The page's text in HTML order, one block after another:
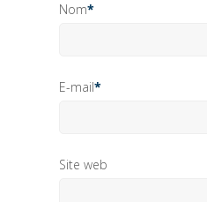
Nom*
E-mail*
Site web